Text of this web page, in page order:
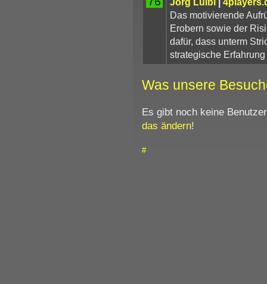
Das motivierende
Erobern sowie der
dafür, dass unterm
strategische
Was unsere
Es gibt noch keine
das ändern!
#